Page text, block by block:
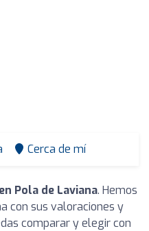
Cerca de mí
Pola de Laviana. Hemos
con sus valoraciones y
comparar y elegir con